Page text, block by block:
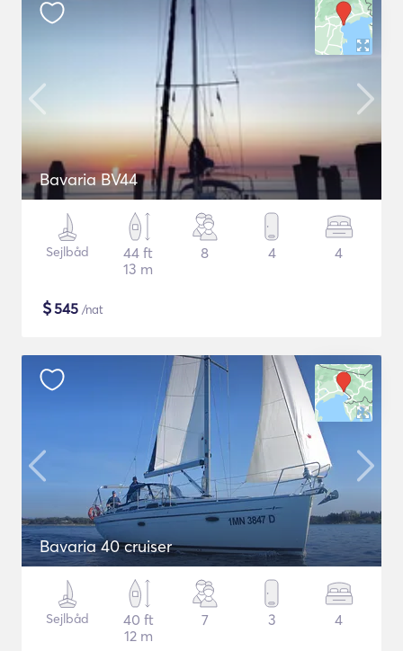
Bavaria BV44
Sejlbåd
44 ft
13 m
8 4 4
$545 /nat
Bavaria 40 cruiser
Sejlbåd
40 ft
12 m
7 3 4